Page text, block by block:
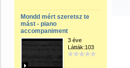
Mondd mért szeretsz te
mást - piano
accompaniment
3 éve
Látták:103